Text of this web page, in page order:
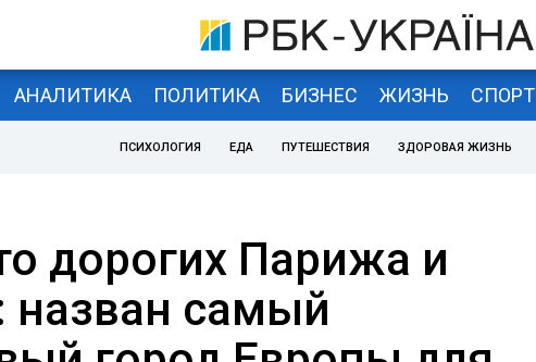
АНАЛИТИКА ПОЛИТИКА БИЗНЕС ЖИЗНЬ СПОРТ
ПСИХОЛОГИЯ ЕДА ПУТЕШЕСТВИЯ ЗДОРОВАЯ ЖИЗНЬ
дорогих Парижа и
назван самый